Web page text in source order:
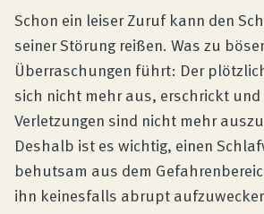
Schon ein leiser Zuruf kann den
seiner Störung reißen. Was zu
Überraschungen führt: Der
sich nicht mehr aus, erschrickt
Verletzungen sind nicht mehr
Deshalb ist es wichtig, einen
behutsam aus dem
ihn keinesfalls abrupt